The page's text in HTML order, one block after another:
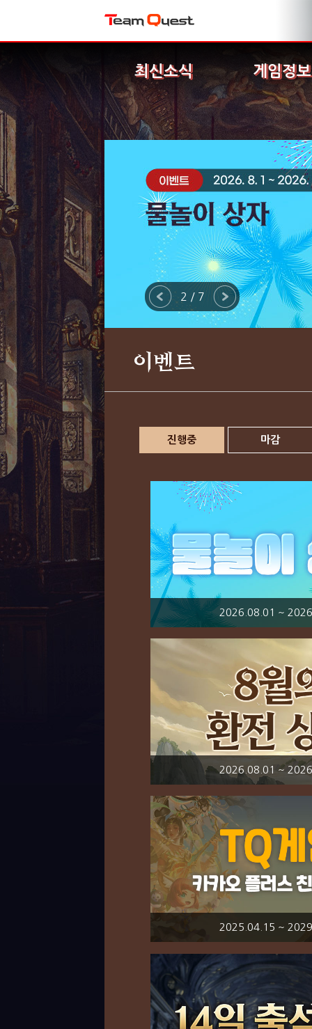
최신소식 게임정보
2 / 7
이벤트
진행중 마감
2026.08.01 ~
2026.08.01 ~
2025.04.15 ~